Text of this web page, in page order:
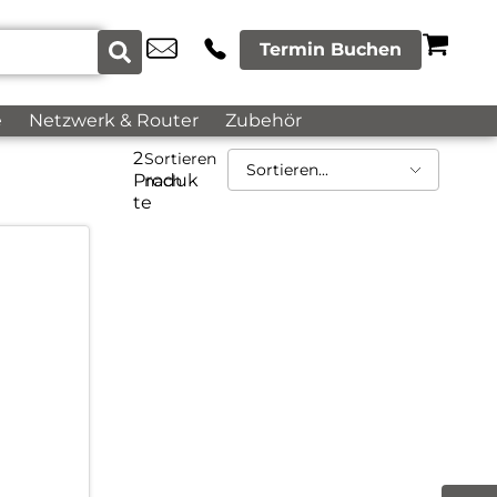
Termin Buchen
Netzwerk & Router
Zubehör
2
Produk
te
Sortieren
nach